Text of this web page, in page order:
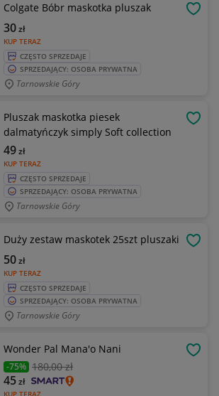
Colgate Bóbr maskotka pluszak
KUP TERAZ
30zł
CZĘSTO SPRZEDAJE
SPRZEDAJĄCY: OSOBA PRYWATNA
Tarnowskie Góry
Pluszak maskotka piesek
dalmatyńczyk simply Soft collection
KUP TERAZ
49zł
CZĘSTO SPRZEDAJE
SPRZEDAJĄCY: OSOBA PRYWATNA
Tarnowskie Góry
Duży zestaw maskotek 25szt pluszaki
KUP TERAZ
50zł
CZĘSTO SPRZEDAJE
SPRZEDAJĄCY: OSOBA PRYWATNA
Tarnowskie Góry
Wonder Pal Mana'o Nani
-75% 180,00 zł
KUP TERAZ
45zł